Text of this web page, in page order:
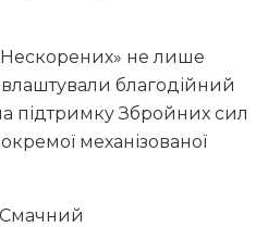
не лише
благодійний
підтримку Збройних сил
механізованої